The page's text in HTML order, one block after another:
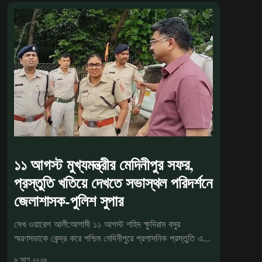
১১ আগস্ট মুখ্যমন্ত্রীর মেদিনীপুর সফর,
প্রস্তুতি খতিয়ে দেখতে সভাস্থল পরিদর্শনে
জেলাশাসক-পুলিশ সুপার
সেখ ওয়ারেশ আলী:আগামী ১১ আগস্ট শহিদ ক্ষুদিরাম বসুর
স্মরণসভাকে কেন্দ্র করে পশ্চিম মেদিনীপুরে প্রশাসনিক প্রস্তুতি এখন
৬ আগ ২০২৬